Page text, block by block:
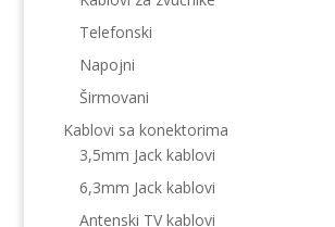
Telefonski
Napojni
Širmovani
Kablovi sa konektorima
3,5mm Jack kablovi
6,3mm Jack kablovi
Antenski TV kablovi